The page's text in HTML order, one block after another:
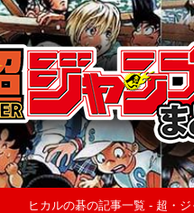
ヒカルの碁の記事一覧 - 超・